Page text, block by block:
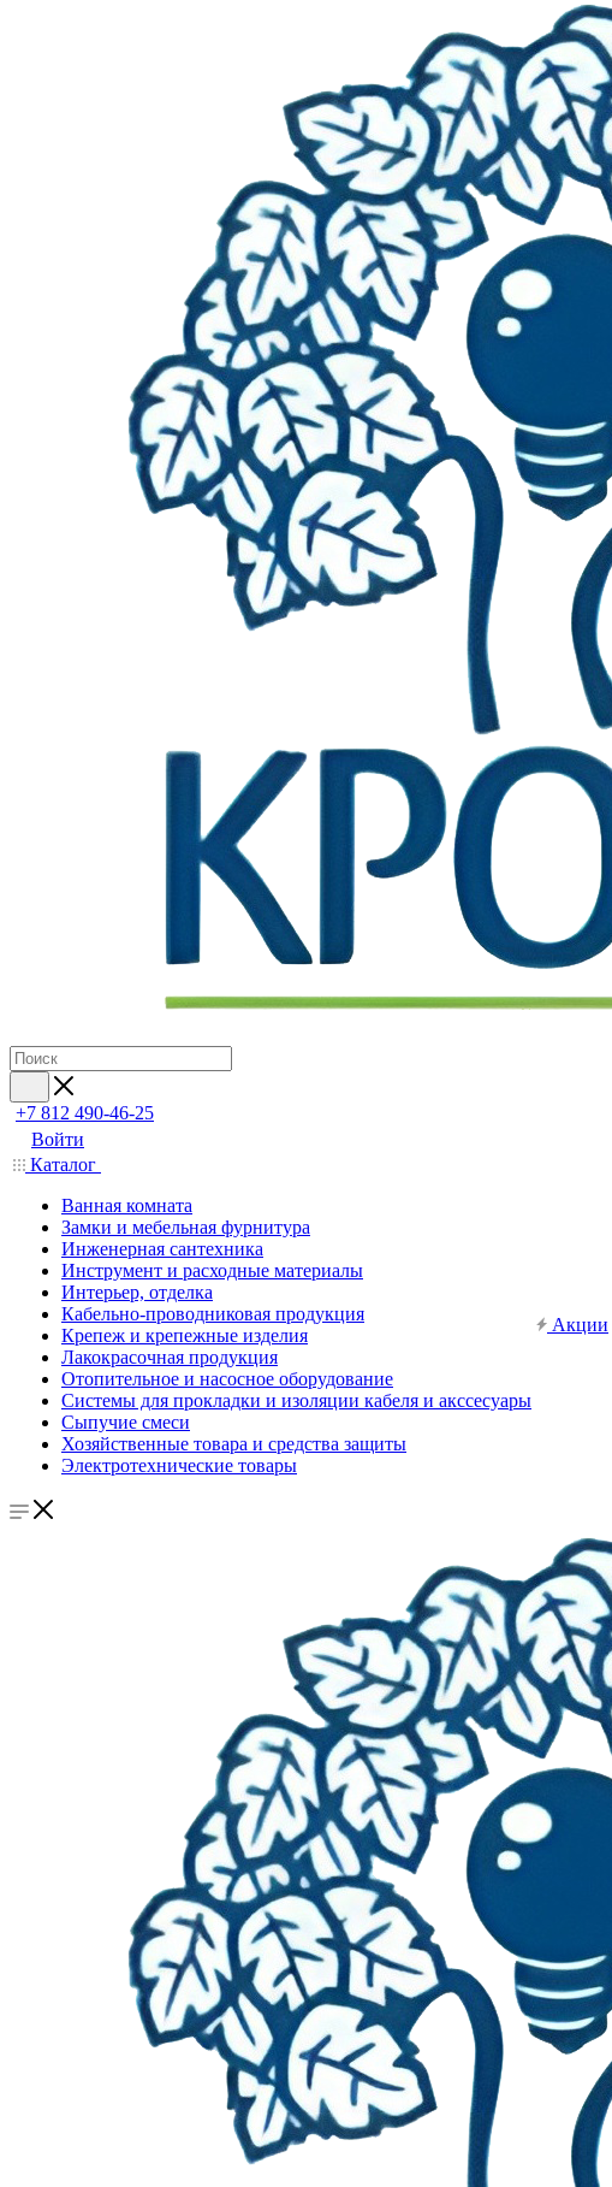
+7 812 490-46-25
Войти
Каталог
Ванная комната
Замки и мебельная фурнитура
Инженерная сантехника
Инструмент и расходные материалы
Интерьер, отделка
Кабельно-проводниковая продукция
Крепеж и крепежные изделия
Лакокрасочная продукция
Отопительное и насосное оборудование
Системы для прокладки и изоляции кабеля и акссесуары
Сыпучие смеси
Хозяйственные товара и средства защиты
Электротехнические товары
Акции